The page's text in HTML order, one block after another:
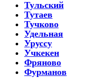
Тульский
Тутаев
Тучково
Удельная
Уруссу
Учкекен
Фряново
Фурманов